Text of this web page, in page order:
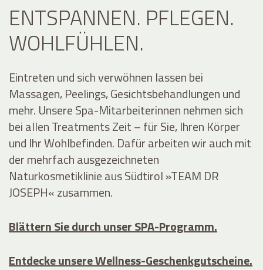
ENTSPANNEN. PFLEGEN.
WOHLFÜHLEN.
Eintreten und sich verwöhnen lassen bei
Massagen, Peelings, Gesichtsbehandlungen und
mehr. Unsere Spa-Mitarbeiterinnen nehmen sich
bei allen Treatments Zeit – für Sie, Ihren Körper
und Ihr Wohlbefinden. Dafür arbeiten wir auch mit
der mehrfach ausgezeichneten
Naturkosmetiklinie aus Südtirol »TEAM DR
JOSEPH« zusammen.
Blättern Sie durch unser SPA-Programm.
Entdecke unsere Wellness-Geschenkgutscheine.